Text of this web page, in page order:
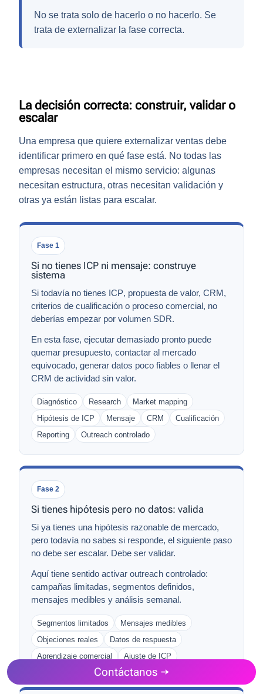
No se trata solo de hacerlo o no hacerlo. Se
trata deexternalizar la fase correcta.
La decisión correcta: construir, validar o
escalar
Una empresa que quiere externalizar ventas debe
identificar primero en qué fase está. No todas las
empresas necesitan el mismo servicio: algunas
necesitan estructura, otras necesitan validación y
otras ya están listas para escalar.
Fase 1
Si no tienes ICP ni mensaje: construye
sistema
Si todavía no tienes ICP, propuesta de valor, CRM,
criterios de cualificación o proceso comercial, no
deberías empezar por volumen SDR.
En esta fase, ejecutar demasiado pronto puede
quemar presupuesto, contactar al mercado
equivocado, generar datos poco fiables o llenar el
CRM de actividad sin valor.
Diagnóstico Research
Market mapping
Hipótesis de ICP
Mensaje CRM
Cualificación
Reporting
Outreach controlado
Fase 2
Si tienes hipótesis pero no datos: valida
Si ya tienes una hipótesis razonable de mercado,
pero todavía no sabes si responde, el siguiente paso
no debe ser escalar. Debe ser validar.
Aquí tiene sentido activar outreach controlado:
campañas limitadas, segmentos definidos,
mensajes medibles y análisis semanal.
Segmentos limitados
Mensajes medibles
Objeciones reales
Datos de respuesta
Aprendizaje comercial
Ajuste de ICP
Contáctanos →